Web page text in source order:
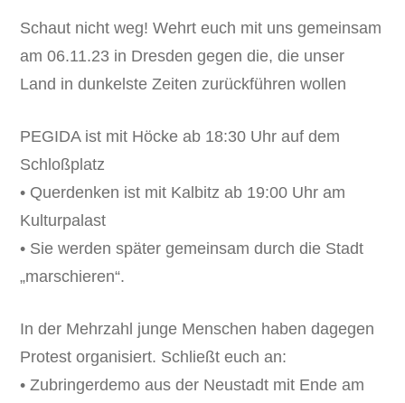
Schaut nicht weg! Wehrt euch mit uns gemeinsam
am 06.11.23 in Dresden gegen die, die unser
Land in dunkelste Zeiten zurückführen wollen
PEGIDA ist mit Höcke ab 18:30 Uhr auf dem
Schloßplatz
• Querdenken ist mit Kalbitz ab 19:00 Uhr am
Kulturpalast
• Sie werden später gemeinsam durch die Stadt
„marschieren“.
In der Mehrzahl junge Menschen haben dagegen
Protest organisiert. Schließt euch an:
• Zubringerdemo aus der Neustadt mit Ende am